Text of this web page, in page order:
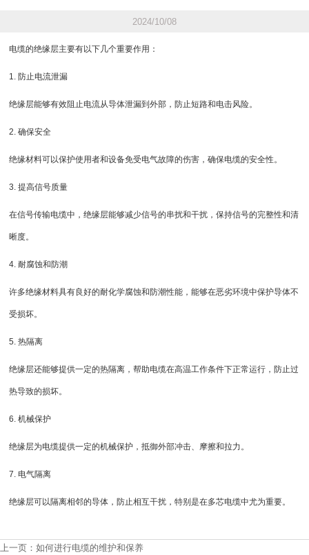
2024/10/08
电缆的绝缘层主要有以下几个重要作用：
1. 防止电流泄漏
绝缘层能够有效阻止电流从导体泄漏到外部，防止短路和电击风险。
2. 确保安全
绝缘材料可以保护使用者和设备免受电气故障的伤害，确保电缆的安全性。
3. 提高信号质量
在信号传输电缆中，绝缘层能够减少信号的串扰和干扰，保持信号的完整性和清
晰度。
4. 耐腐蚀和防潮
许多绝缘材料具有良好的耐化学腐蚀和防潮性能，能够在恶劣环境中保护导体不
受损坏。
5. 热隔离
绝缘层还能够提供一定的热隔离，帮助电缆在高温工作条件下正常运行，防止过
热导致的损坏。
6. 机械保护
绝缘层为电缆提供一定的机械保护，抵御外部冲击、摩擦和拉力。
7. 电气隔离
绝缘层可以隔离相邻的导体，防止相互干扰，特别是在多芯电缆中尤为重要。
上一页： 如何进行电缆的维护和保养